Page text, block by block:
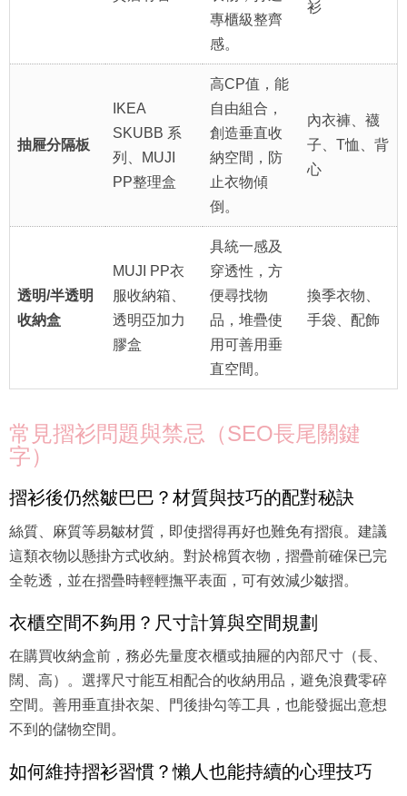
專櫃級整齊
感。
衫
抽屜分隔板
IKEA
SKUBB 系
列、MUJI
PP整理盒
高CP值，能
自由組合，
創造垂直收
納空間，防
止衣物傾
倒。
內衣褲、襪
子、T恤、背
心
透明/半透明
收納盒
MUJI PP衣
服收納箱、
透明亞加力
膠盒
具統一感及
穿透性，方
便尋找物
品，堆疊使
用可善用垂
直空間。
換季衣物、
手袋、配飾
常見摺衫問題與禁忌（SEO長尾關鍵
字）
摺衫後仍然皺巴巴？材質與技巧的配對秘訣
絲質、麻質等易皺材質，即使摺得再好也難免有摺痕。建議
這類衣物以懸掛方式收納。對於棉質衣物，摺疊前確保已完
全乾透，並在摺疊時輕輕撫平表面，可有效減少皺摺。
衣櫃空間不夠用？尺寸計算與空間規劃
在購買收納盒前，務必先量度衣櫃或抽屜的內部尺寸（長、
闊、高）。選擇尺寸能互相配合的收納用品，避免浪費零碎
空間。善用垂直掛衣架、門後掛勾等工具，也能發掘出意想
不到的儲物空間。
如何維持摺衫習慣？懶人也能持續的心理技巧